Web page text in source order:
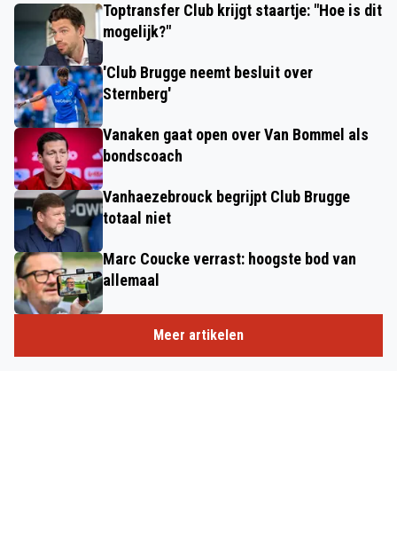
Toptransfer Club krijgt staartje: "Hoe is dit
mogelijk?"
'Club Brugge neemt besluit over
Sternberg'
Vanaken gaat open over Van Bommel als
bondscoach
Vanhaezebrouck begrijpt Club Brugge
totaal niet
Marc Coucke verrast: hoogste bod van
allemaal
Meer artikelen